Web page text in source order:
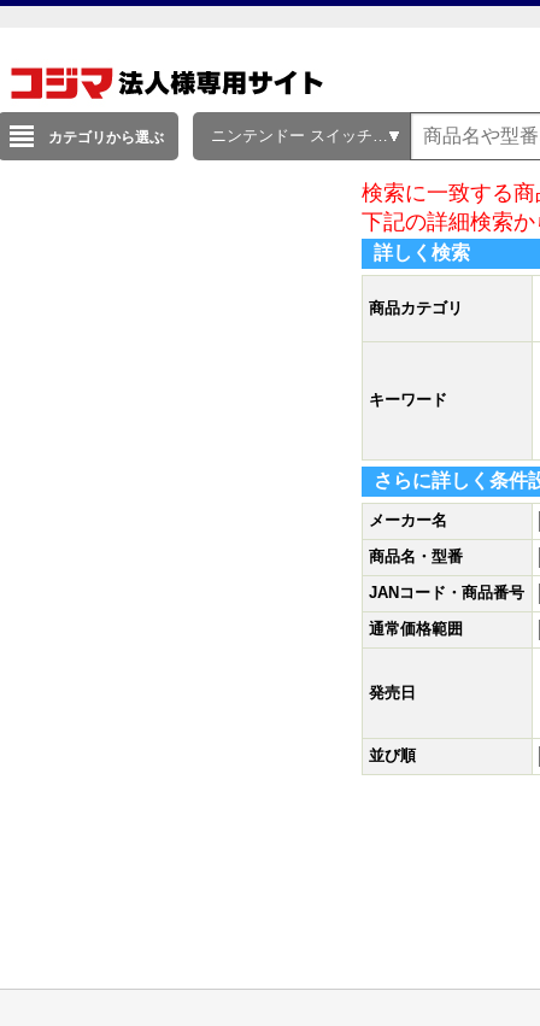
カテゴリから選ぶ ニンテンドー スイッチ（Nintendo Switch）
検索に一致する
下記の詳細検索
詳しく検索
商品カテゴリ
キーワード
さらに詳しく条件
メーカー名
商品名・型番
JANコード・商品番号
通常価格範囲
発売日
並び順